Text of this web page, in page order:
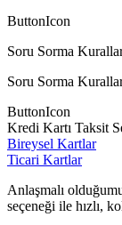
ButtonIcon
Soru Sorma
Soru Sorma
ButtonIcon
Kredi Kartı Taksit
Bireysel Kartlar
Ticari Kartlar
Anlaşmalı
seçeneği ile hızlı,